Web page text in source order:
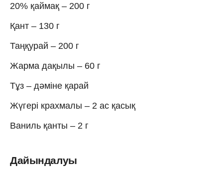
20% қаймақ – 200 г
Қант – 130 г
Таңқурай – 200 г
Жарма дақылы – 60 г
Тұз – дәміне қарай
Жүгері крахмалы – 2 ас қасық
Ваниль қанты – 2 г
Дайындалуы